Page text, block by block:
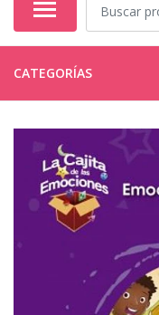
CATEGORÍAS